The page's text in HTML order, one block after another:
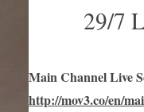
29/7
Main Channel Live
http://mov3.co/en/